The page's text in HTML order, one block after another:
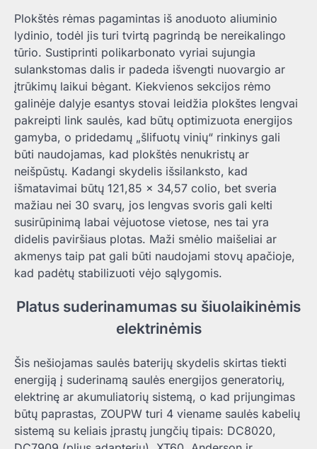
Plokštės rėmas pagamintas iš anoduoto aliuminio
lydinio, todėl jis turi tvirtą pagrindą be nereikalingo
tūrio. Sustiprinti polikarbonato vyriai sujungia
sulankstomas dalis ir padeda išvengti nuovargio ar
įtrūkimų laikui bėgant. Kiekvienos sekcijos rėmo
galinėje dalyje esantys stovai leidžia plokštes lengvai
pakreipti link saulės, kad būtų optimizuota energijos
gamyba, o pridedamų „šlifuotų vinių“ rinkinys gali
būti naudojamas, kad plokštės nenukristų ar
neišpūstų. Kadangi skydelis išsilanksto, kad
išmatavimai būtų 121,85 × 34,57 colio, bet sveria
mažiau nei 30 svarų, jos lengvas svoris gali kelti
susirūpinimą labai vėjuotose vietose, nes tai yra
didelis paviršiaus plotas. Maži smėlio maišeliai ar
akmenys taip pat gali būti naudojami stovų apačioje,
kad padėtų stabilizuoti vėjo sąlygomis.
Platus suderinamumas su šiuolaikinėmis
elektrinėmis
Šis nešiojamas saulės baterijų skydelis skirtas tiekti
energiją į suderinamą saulės energijos generatorių,
elektrinę ar akumuliatorių sistemą, o kad prijungimas
būtų paprastas, ZOUPW turi 4 viename saulės kabelių
sistemą su keliais įprastų jungčių tipais: DC8020,